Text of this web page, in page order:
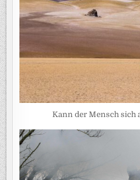
Kann der Mensch sich